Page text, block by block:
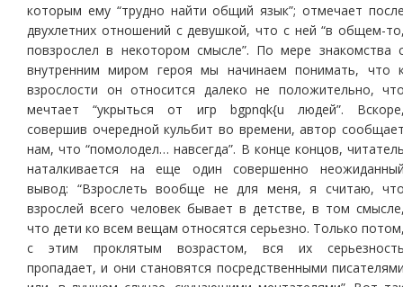
которым ему “трудно найти общий язык”; отмечает
двухлетних отношений с девушкой, что с ней “в общем-
повзрослел в некотором смысле”. По мере знакомства
внутренним миром героя мы начинаем понимать, что
взрослости он относится далеко не положительно,
мечтает “укрыться от игр bgpnqk{u людей”.
совершив очередной кульбит во времени, автор
нам, что “помолодел… навсегда”. В конце концов,
наталкивается на еще один совершенно
вывод: “Взрослеть вообще не для меня, я считаю,
взрослей всего человек бывает в детстве, в том
что дети ко всем вещам относятся серьезно. Только
с этим проклятым возрастом, вся их
пропадает, и они становятся посредственными